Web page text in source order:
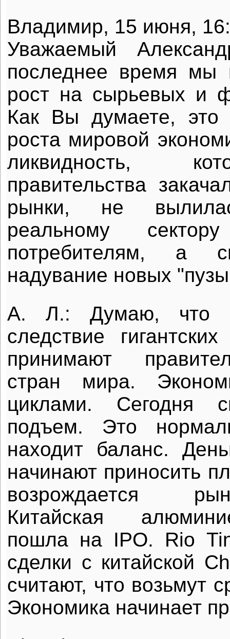
Владимир, 15 июня,
Уважаемый
последнее время мы
рост на сырьевых и
Как Вы думаете, это
роста мировой
ликвидность,
правительства
рынки, не
реальному
потребителям, а
надувание новых
А. Л.: Думаю, что
следствие
принимают
стран мира.
циклами. Сегодня
подъем. Это
находит баланс.
начинают приносить
возрождается
Китайская
пошла на IPO. Rio
сделки с китайской
считают, что возьмут
Экономика начинает